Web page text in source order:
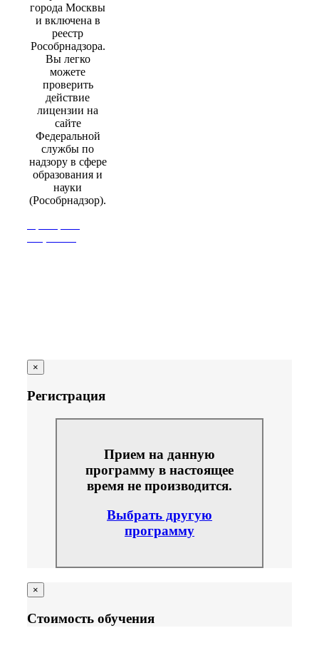
города Москвы
и включена в
реестр
Рособрнадзора.
Вы легко
можете
проверить
действие
лицензии на
сайте
Федеральной
службы по
надзору в сфере
образования и
науки
(Рособрнадзор).
×
Регистрация
Прием на данную
программу в настоящее
время не производится.
Выбрать другую
программу
×
Стоимость обучения